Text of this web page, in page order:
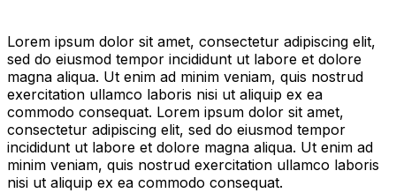
Lorem ipsum dolor sit amet, consectetur adipiscing elit,
sed do eiusmod tempor incididunt ut labore et dolore
magna aliqua. Ut enim ad minim veniam, quis nostrud
exercitation ullamco laboris nisi ut aliquip ex ea
commodo consequat. Lorem ipsum dolor sit amet,
consectetur adipiscing elit, sed do eiusmod tempor
incididunt ut labore et dolore magna aliqua. Ut enim ad
minim veniam, quis nostrud exercitation ullamco laboris
nisi ut aliquip ex ea commodo consequat.